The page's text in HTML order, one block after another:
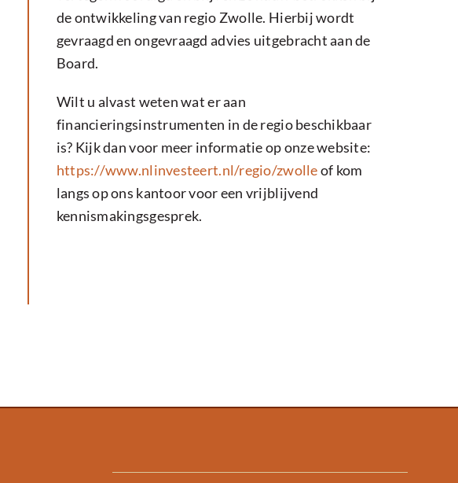
de ontwikkeling van regio Zwolle. Hierbij wordt
gevraagd en ongevraagd advies uitgebracht aan de
Board.
Wilt u alvast weten wat er aan
financieringsinstrumenten in de regio beschikbaar
is? Kijk dan voor meer informatie op onze website:
https://www.nlinvesteert.nl/regio/zwolleof kom
langs op ons kantoor voor een vrijblijvend
kennismakingsgesprek.